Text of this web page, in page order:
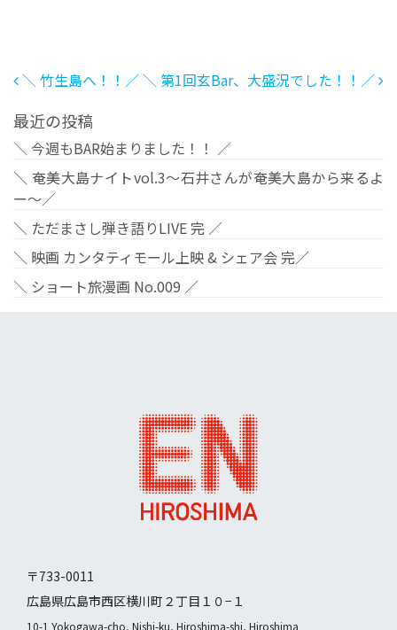
投稿ナビゲーション
＼ 竹生島へ！！／＼ 第1回玄Bar、大盛況でした！！／
最近の投稿
＼ 今週もBAR始まりました！！ ／
＼ 奄美大島ナイトvol.3〜石井さんが奄美大島から来るよ
ー〜／
＼ ただまさし弾き語りLIVE 完 ／
＼ 映画 カンタティモール上映 & シェア会 完／
＼ ショート旅漫画 No.009 ／
〒733-0011
広島県広島市西区横川町２丁目１０−１
10-1 Yokogawa-cho, Nishi-ku, Hiroshima-shi, Hiroshima